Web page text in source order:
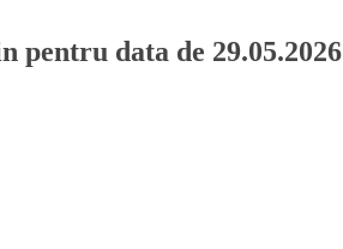
pentru data de 29.05.2026